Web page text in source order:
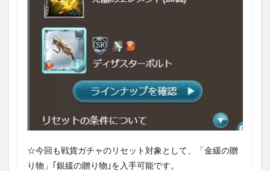
☆今回も戦貨ガチャのリセット対象として、「金緩の贈
り物」｢銀緩の贈り物｣を入手可能です。